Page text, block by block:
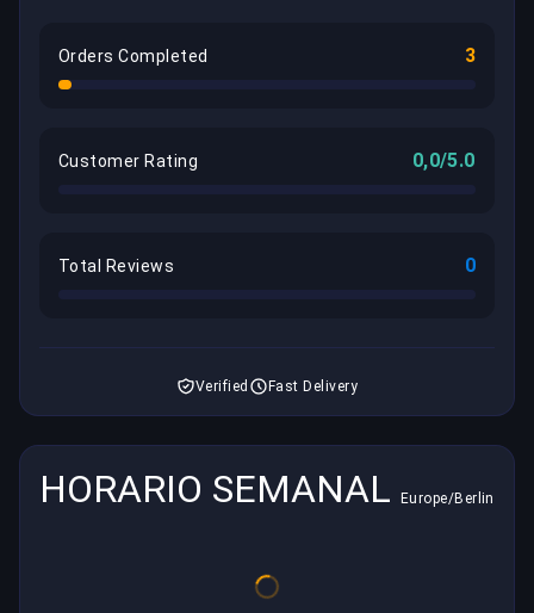
Orders Completed 3
Customer Rating 0,0/5.0
Total Reviews 0
Verified Fast Delivery
HORARIO SEMANAL Europe/Berlin